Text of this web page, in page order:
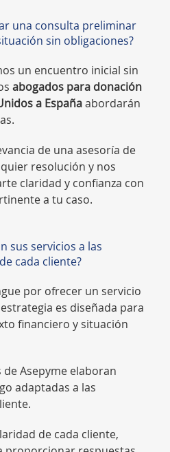
una consulta preliminar
sin obligaciones?
un encuentro inicial sin
abogados para donación
a Españaabordarán
de una asesoría de
resolución y nos
claridad y confianza con
a tu caso.
sus servicios a las
cada cliente?
por ofrecer un servicio
es diseñada para
financiero y situación
Asepyme elaboran
adaptadas a las
de cada cliente,